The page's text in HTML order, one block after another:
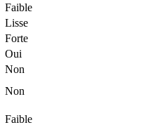
Faible
Lisse
Forte
Oui
Non
Non
Faible